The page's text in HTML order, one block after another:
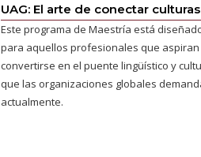
UAG: El arte de conectar culturas
Este programa de Maestría está
para aquellos profesionales que aspiran
convertirse en el puente lingüístico y
que las organizaciones globales
actualmente.